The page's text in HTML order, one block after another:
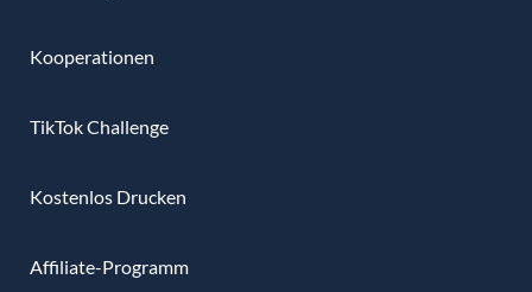
Kooperationen
TikTok Challenge
Kostenlos Drucken
Affiliate-Programm